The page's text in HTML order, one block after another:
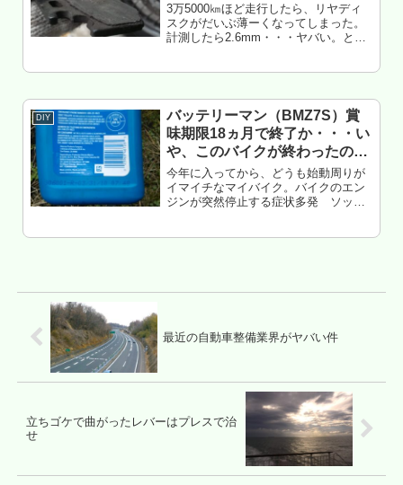
3万5000㎞ほど走行したら、リヤディ
スクがだいぶ薄ーくなってしまった。
計測したら2.6mm・・・ヤバい。とい
DIY
バッテリーマン（BMZ7S）賞
味期限18ヵ月で終了か・・・い
や、このバイクが終わったの
か？
今年に入ってから、どうも始動周りが
イマイチなマイバイク。バイクのエン
ジンが突然停止する症状多発 ソッコ
最近の自動車整備業界がヤバい件
立ちゴケで曲がったレバーはプレスで治
せ